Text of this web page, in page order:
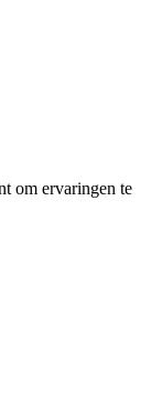
om ervaringen te